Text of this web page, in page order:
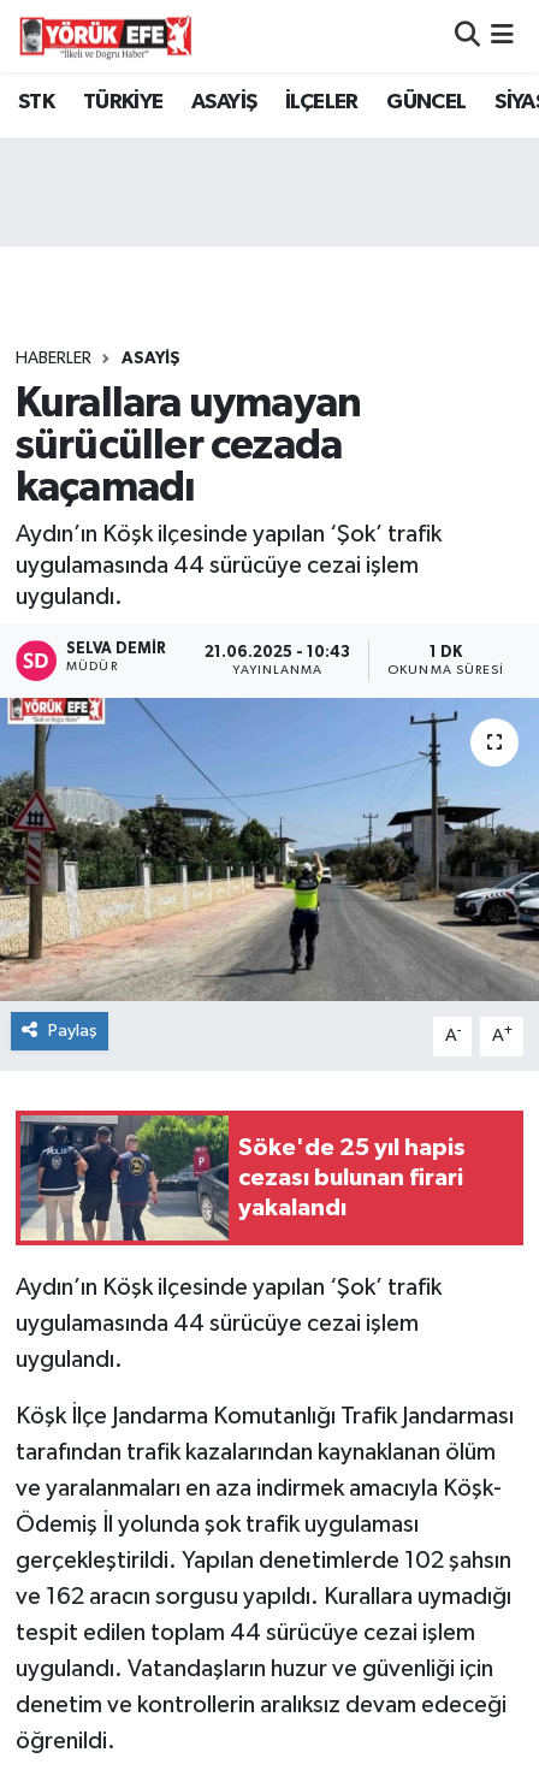
STK TÜRKİYE ASAYİŞ İLÇELER GÜNCEL
HABERLER ASAYİŞ
Kurallara uymayan
sürücüller cezada
kaçamadı
Aydın’ın Köşk ilçesinde yapılan ‘Şok’ trafik
uygulamasında 44 sürücüye cezai işlem
uygulandı.
SELVA DEMIR
MÜDÜR
21.06.2025 - 10:43
YAYINLANMA
1 DK
OKUNMA SÜRESI
Paylaş A- A+
Söke'de 25 yıl hapis
cezası bulunan firari
yakalandı
Aydın’ın Köşk ilçesinde yapılan ‘Şok’ trafik
uygulamasında 44 sürücüye cezai işlem
uygulandı.
Köşk İlçe Jandarma Komutanlığı Trafik Jandarması
tarafından trafik kazalarından kaynaklanan ölüm
ve yaralanmaları en aza indirmek amacıyla Köşk-
Ödemiş İl yolunda şok trafik uygulaması
gerçekleştirildi. Yapılan denetimlerde 102 şahsın
ve 162 aracın sorgusu yapıldı. Kurallara uymadığı
tespit edilen toplam 44 sürücüye cezai işlem
uygulandı. Vatandaşların huzur ve güvenliği için
denetim ve kontrollerin aralıksız devam edeceği
öğrenildi.
Aydın Nöbetçi Eczaneler
Tüm Manşetler
Son Dakika Haberleri
Haber Arşivi